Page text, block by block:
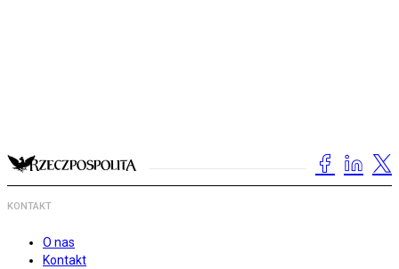
KONTAKT
O nas
Kontakt